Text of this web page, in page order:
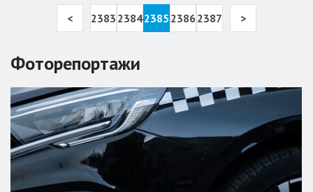
< 2383 23842385 2386 2387 >
Фоторепортажи